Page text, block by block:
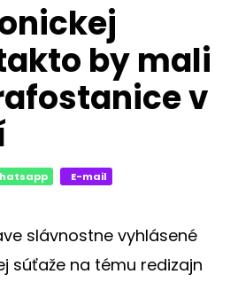
by mali
v
E-mail
slávnostne vyhlásené
súťaže na tému redizajn